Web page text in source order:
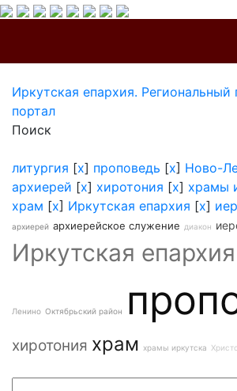
Иркутская епархия. Региональный
портал
Поиск
литургия [x] проповедь [x] Ново-
архиерей [x] хиротония [x] храмы
храм [x] Иркутская епархия [x]
архиерей архиерейское служение диакон
Иркутская епархия
Ленино Октябрьский район
хиротония храм храмы иркутска